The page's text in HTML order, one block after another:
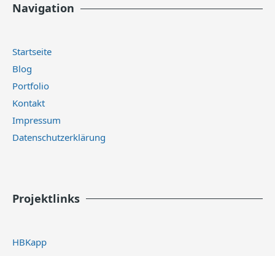
Navigation
Startseite
Blog
Portfolio
Kontakt
Impressum
Datenschutzerklärung
Projektlinks
HBKapp